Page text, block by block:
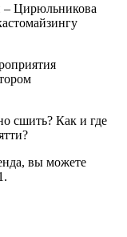
– Цирюльникова
сшить? Как и где
вы можете